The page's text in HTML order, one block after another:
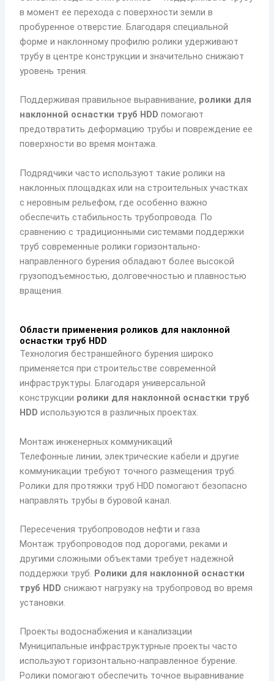
в момент ее перехода с поверхности земли в
пробуренное отверстие. Благодаря специальной
форме и наклонному профилю ролики удерживают
трубу в центре конструкции и значительно снижают
уровень трения.
Поддерживая правильное выравнивание, ролики для
наклонной оснастки труб HDD помогают
предотвратить деформацию трубы и повреждение ее
поверхности во время монтажа.
Подрядчики часто используют такие ролики на
наклонных площадках или на строительных участках
с неровным рельефом, где особенно важно
обеспечить стабильность трубопровода. По
сравнению с традиционными системами поддержки
труб современные ролики горизонтально-
направленного бурения обладают более высокой
грузоподъемностью, долговечностью и плавностью
вращения.
Области применения роликов для наклонной
оснастки труб HDD
Технология бестраншейного бурения широко
применяется при строительстве современной
инфраструктуры. Благодаря универсальной
конструкции ролики для наклонной оснастки труб
HDD используются в различных проектах.
Монтаж инженерных коммуникаций
Телефонные линии, электрические кабели и другие
коммуникации требуют точного размещения труб.
Ролики для протяжки труб HDD помогают безопасно
направлять трубы в буровой канал.
Пересечения трубопроводов нефти и газа
Монтаж трубопроводов под дорогами, реками и
другими сложными объектами требует надежной
поддержки труб. Ролики для наклонной оснастки
труб HDD снижают нагрузку на трубопровод во время
установки.
Проекты водоснабжения и канализации
Муниципальные инфраструктурные проекты часто
используют горизонтально-направленное бурение.
Ролики помогают обеспечить точное выравнивание